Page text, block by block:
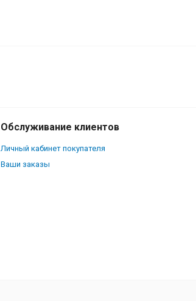
Обслуживание клиентов
Личный кабинет покупателя
Ваши заказы